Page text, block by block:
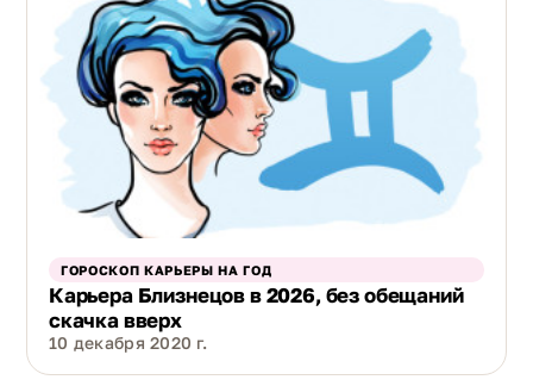
ГОРОСКОП КАРЬЕРЫ НА ГОД
Карьера Близнецов в 2026, без обещаний
скачка вверх
10 декабря 2020 г.